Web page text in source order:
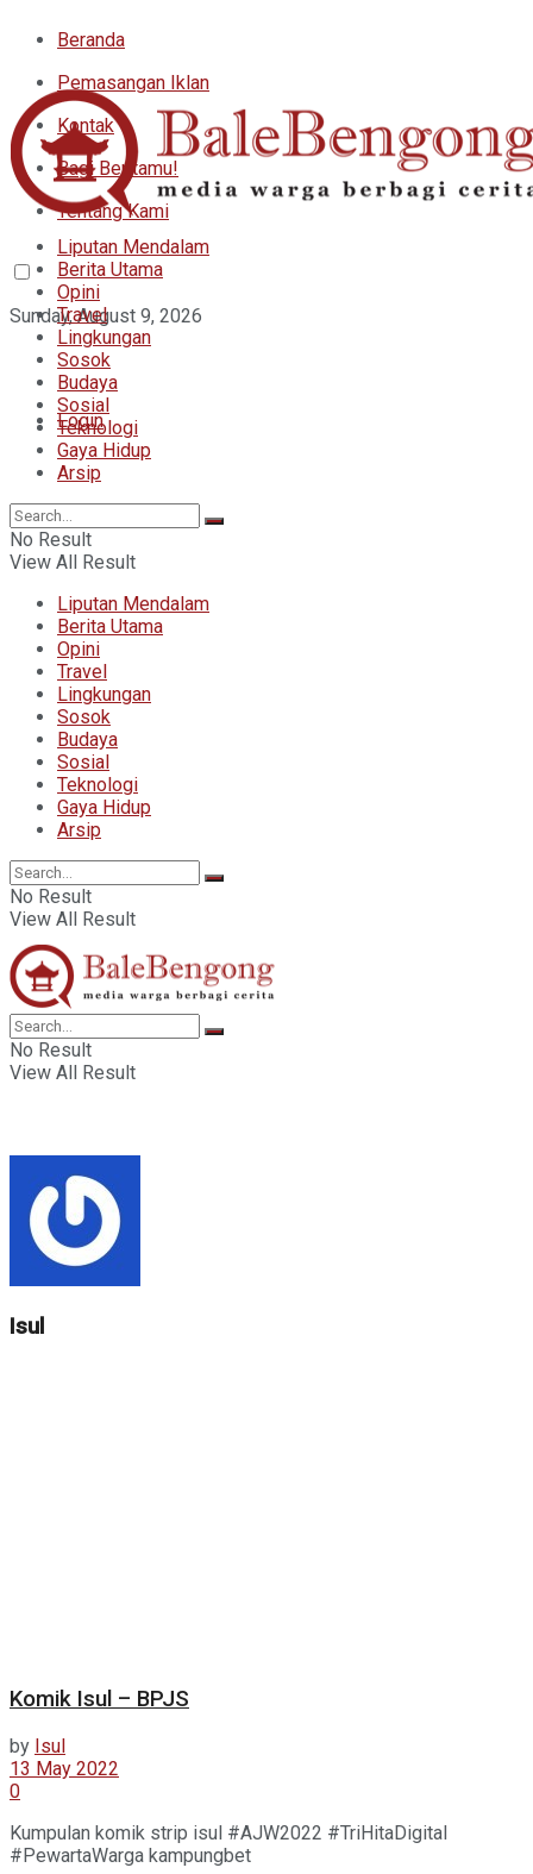
Beranda
Pemasangan Iklan
Kontak
Bagi Beritamu!
Tentang Kami
Sunday, August 9, 2026
Login
Liputan Mendalam
Berita Utama
Opini
Travel
Lingkungan
Sosok
Budaya
Sosial
Teknologi
Gaya Hidup
Arsip
No Result
View All Result
Liputan Mendalam
Berita Utama
Opini
Travel
Lingkungan
Sosok
Budaya
Sosial
Teknologi
Gaya Hidup
Arsip
No Result
View All Result
No Result
View All Result
Isul
Komik Isul – BPJS
by Isul
13 May 2022
0
Kumpulan komik strip isul #AJW2022 #TriHitaDigital
#PewartaWarga kampungbet